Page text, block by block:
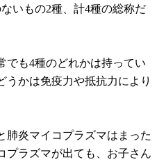
いもの2種、計4種の総称だ
でも4種のどれかは持ってい
うかは免疫力や抵抗力により
肺炎マイコプラズマはまった
プラズマが出ても、お子さん